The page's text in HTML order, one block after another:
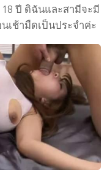
ปี ดิฉันและสามีจะมี
เช้ามืดเป็นประจำค่ะ